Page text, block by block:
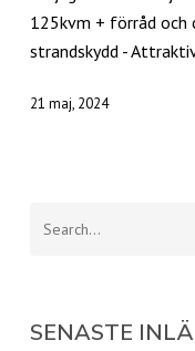
125kvm + förråd
strandskydd -
21 maj, 2024
SENASTE